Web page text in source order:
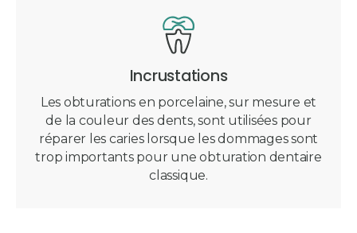
Incrustations
Les obturations en porcelaine, sur mesure et
de la couleur des dents, sont utilisées pour
réparer les caries lorsque les dommages sont
trop importants pour une obturation dentaire
classique.